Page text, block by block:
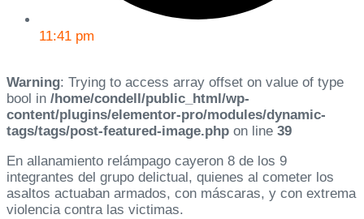
11:41 pm
Warning: Trying to access array offset on value of type
bool in /home/condell/public_html/wp-
content/plugins/elementor-pro/modules/dynamic-
tags/tags/post-featured-image.php on line 39
En allanamiento relámpago cayeron 8 de los 9
integrantes del grupo delictual, quienes al cometer los
asaltos actuaban armados, con máscaras, y con extrema
violencia contra las victimas.